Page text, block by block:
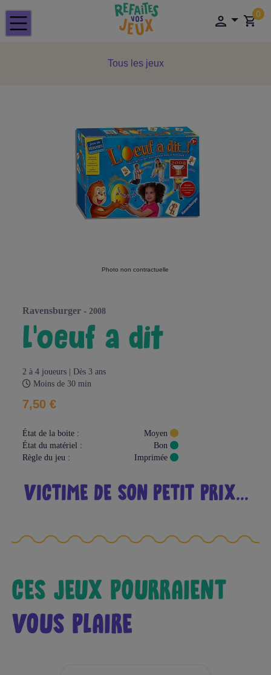
0
Tous les jeux
Photo non contractuelle
ravensburger - 2008
l’oeuf a dit
2 à 4 joueurs | Dès 3 ans
Moins de 30 min
7,50 €
État de la boite :
État du matériel :
Règle du jeu :
Moyen
Bon
Imprimée
VICTIME DE SON PETIT PRIX...
CES JEUX POURRAIENT
VOUS PLAIRE